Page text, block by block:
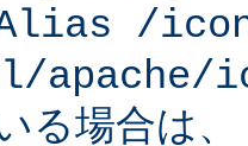
/
apache/
る場合は、